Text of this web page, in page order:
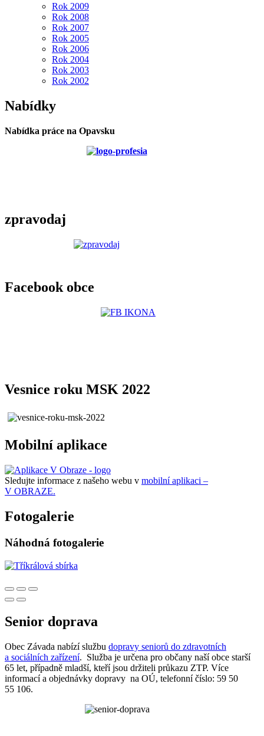
Rok 2009
Rok 2008
Rok 2007
Rok 2005
Rok 2006
Rok 2004
Rok 2003
Rok 2002
Nabídky
Nabídka práce na Opavsku
zpravodaj
Facebook obce
Vesnice roku MSK 2022
Mobilní aplikace
Sledujte informace z našeho webu v mobilní aplikaci –
V OBRAZE.
Fotogalerie
Náhodná fotogalerie
Senior doprava
Obec Závada nabízí službu dopravy seniorů do zdravotních
a sociálních zařízení. Služba je určena pro občany naší obce starší
65 let, případně mladší, kteří jsou držiteli průkazu ZTP. Více
informací a objednávky dopravy na OÚ, telefonní číslo: 59 50
55 106.